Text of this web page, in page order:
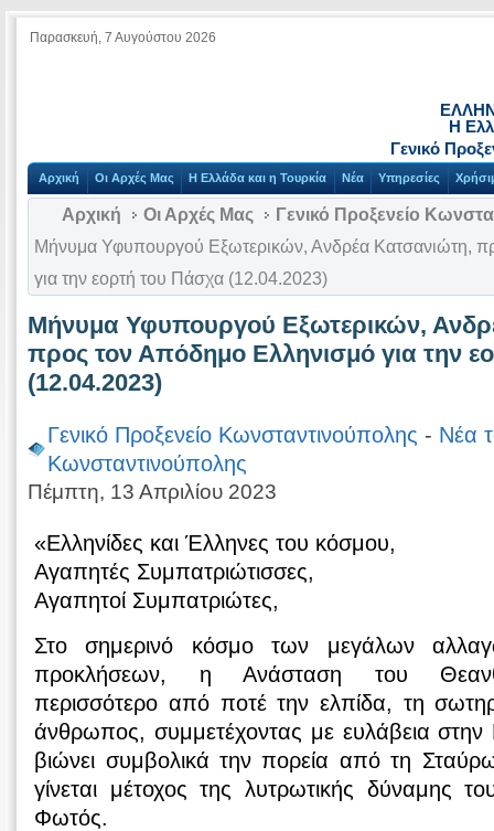
Παρασκευή, 7 Αυγούστου 2026
Η
Γενικό
Αρχική Οι Αρχές Μας Η Ελλάδα και η Τουρκία Νέα Υπηρεσίες
Αρχική Οι Αρχές Μας
Γενικό Προξενείο
Μήνυμα Υφυπουργού Εξωτερικών, Ανδρέα Κατσανιώτη,
για την εορτή του Πάσχα (12.04.2023)
Μήνυμα Υφυπουργού Εξωτερικών,
προς τον Απόδημο Ελληνισμό για την
(12.04.2023)
Γενικό Προξενείο Κωνσταντινούπολης - Νέα
Κωνσταντινούπολης
Πέμπτη, 13 Απριλίου 2023
«Ελληνίδες και Έλληνες του κόσμου,
Αγαπητές Συμπατριώτισσες,
Αγαπητοί Συμπατριώτες,
Στο σημερινό κόσμο των μεγάλων
προκλήσεων, η Ανάσταση του
περισσότερο από ποτέ την ελπίδα, τη
άνθρωπος, συμμετέχοντας με ευλάβεια
βιώνει συμβολικά την πορεία από τη
γίνεται μέτοχος της λυτρωτικής δύναμης
Φωτός.